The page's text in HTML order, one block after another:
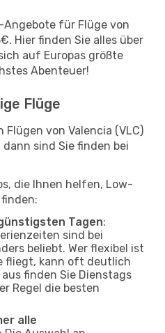
Angebote für Flüge von
Hier finden Sie alles über
auf Europas größte
Abenteuer!
Flüge
von Valencia (VLC)
dann sind Sie finden bei
die Ihnen helfen, Low-
Tagen:
sind bei
beliebt. Wer flexibel ist
fliegt, kann oft deutlich
aus finden Sie Dienstags
Regel die besten
alle